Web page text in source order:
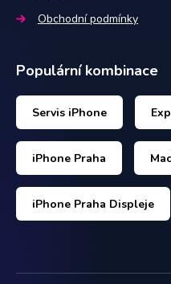
Obchodní podmínky
Populární kombinace
Servis iPhone
iPhone Praha
iPhone Praha Displeje